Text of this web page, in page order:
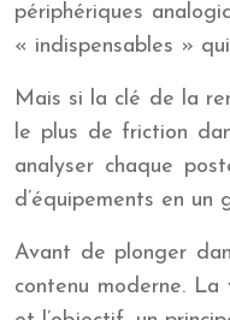
périphériques
« indispensables »
Mais si la clé de la
le plus de friction
analyser chaque
d’équipements en
Avant de plonger
contenu moderne. La